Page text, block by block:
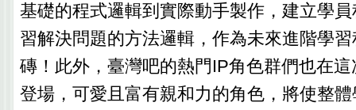
基礎的程式邏輯到實際動手製作，建立學
習解決問題的方法邏輯，作為未來進階學
磚！此外，臺灣吧的熱門IP角色群們也在
登場，可愛且富有親和力的角色，將使整